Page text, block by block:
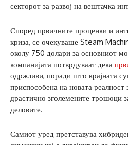
секторот за развој на вештачка
Според првичните проценки и
криза, се очекуваше Steam
околу 750 долари за основниот
компанијата потврдуваат дека
одржливи, поради што крајната
приспособена на новата реалност
драстично зголемените трошоци
деловите.
Самиот уред претставува